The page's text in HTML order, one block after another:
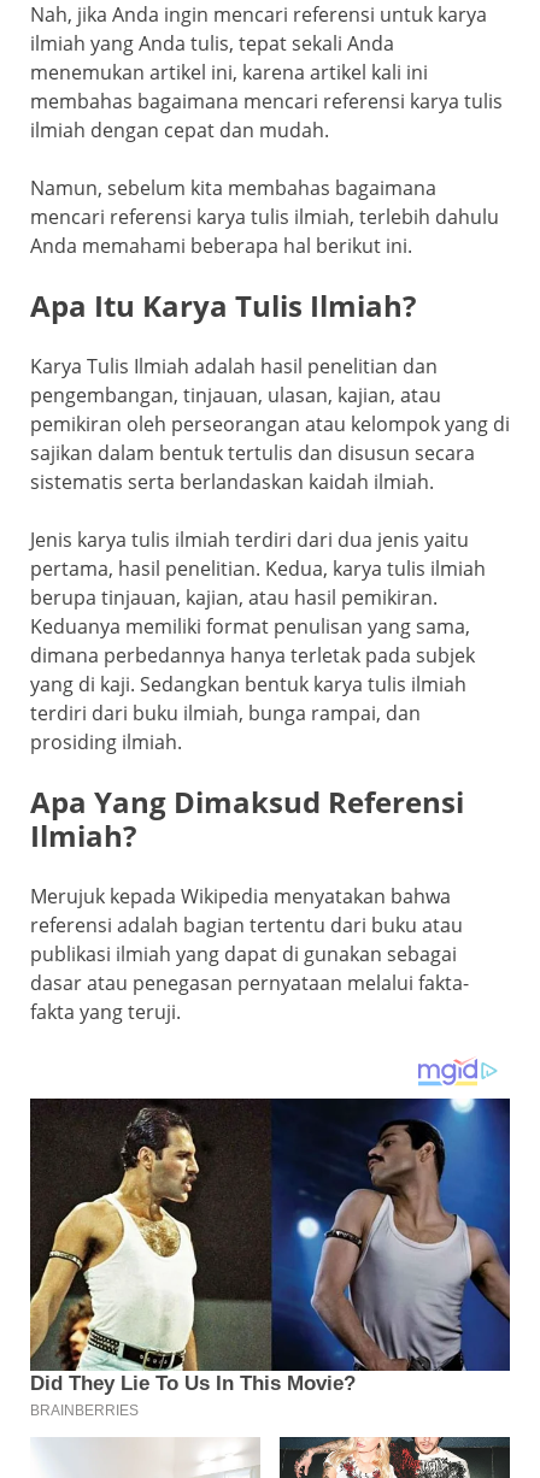
Nah, jika Anda ingin mencari referensi untuk karya
ilmiah yang Anda tulis, tepat sekali Anda
menemukan artikel ini, karena artikel kali ini
membahas bagaimana mencari referensi karya tulis
ilmiah dengan cepat dan mudah.
Namun, sebelum kita membahas bagaimana
mencari referensi karya tulis ilmiah, terlebih dahulu
Anda memahami beberapa hal berikut ini.
Apa Itu Karya Tulis Ilmiah?
Karya Tulis Ilmiah adalah hasil penelitian dan
pengembangan, tinjauan, ulasan, kajian, atau
pemikiran oleh perseorangan atau kelompok yang di
sajikan dalam bentuk tertulis dan disusun secara
sistematis serta berlandaskan kaidah ilmiah.
Jenis karya tulis ilmiah terdiri dari dua jenis yaitu
pertama, hasil penelitian. Kedua, karya tulis ilmiah
berupa tinjauan, kajian, atau hasil pemikiran.
Keduanya memiliki format penulisan yang sama,
dimana perbedannya hanya terletak pada subjek
yang di kaji. Sedangkan bentuk karya tulis ilmiah
terdiri dari buku ilmiah, bunga rampai, dan
prosiding ilmiah.
Apa Yang Dimaksud Referensi
Ilmiah?
Merujuk kepada Wikipedia menyatakan bahwa
referensi adalah bagian tertentu dari buku atau
publikasi ilmiah yang dapat di gunakan sebagai
dasar atau penegasan pernyataan melalui fakta-
fakta yang teruji.